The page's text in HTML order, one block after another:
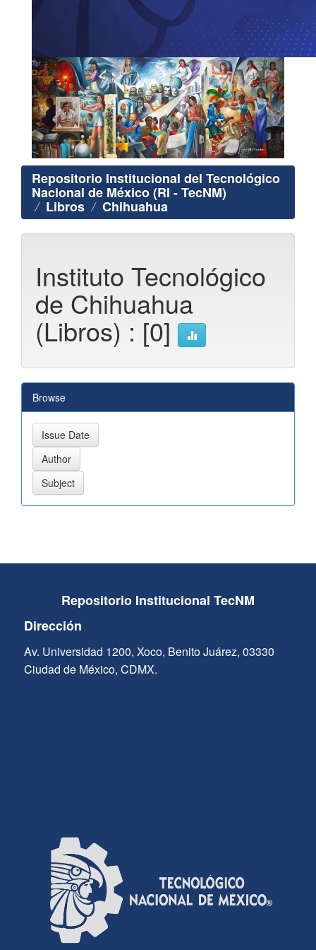
Repositorio Institucional del Tecnológico
Nacional de México (RI - TecNM)
Libros Chihuahua
Instituto Tecnológico
de Chihuahua
(Libros) : [0]
Browse
Repositorio Institucional TecNM
Dirección
Av. Universidad 1200, Xoco, Benito Juárez, 03330
Ciudad de México, CDMX.